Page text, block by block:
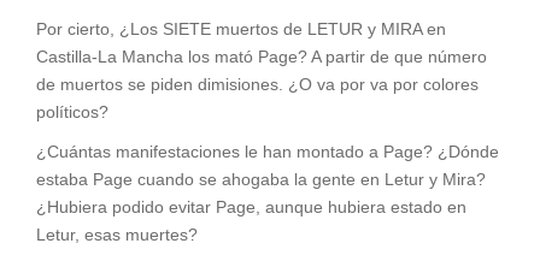
Por cierto, ¿Los SIETE muertos de LETUR y MIRA en
Castilla-La Mancha los mató Page? A partir de que número
de muertos se piden dimisiones. ¿O va por va por colores
políticos?
¿Cuántas manifestaciones le han montado a Page? ¿Dónde
estaba Page cuando se ahogaba la gente en Letur y Mira?
¿Hubiera podido evitar Page, aunque hubiera estado en
Letur, esas muertes?